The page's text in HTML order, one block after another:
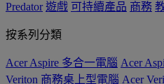
Predator 遊戲 可持續產品 商務
按系列分類
Acer Aspire 多合一電腦 Acer
Veriton 商務桌上型電腦 Acer